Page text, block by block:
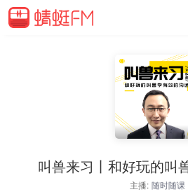
叫兽来习丨和好玩的叫
主播: 随时随课